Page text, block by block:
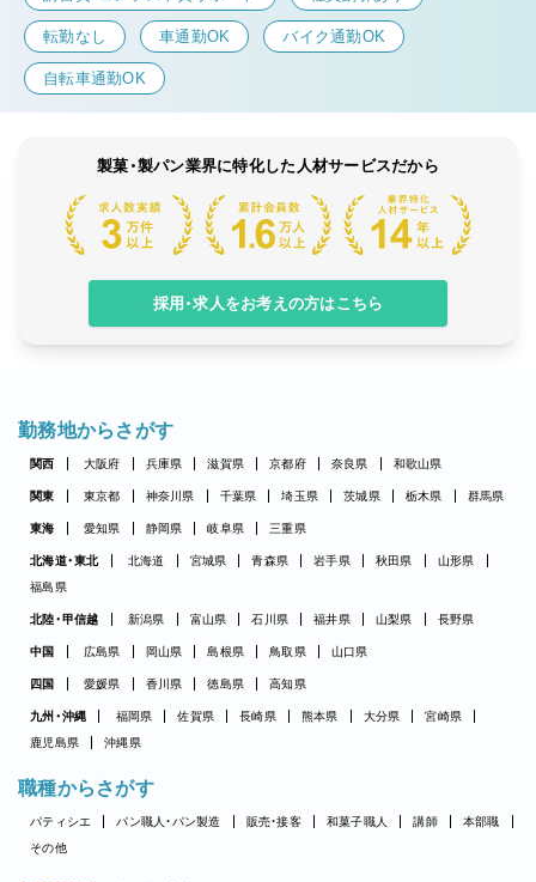
転勤なし 車通勤OK バイク通勤OK
自転車通勤OK
製菓・製パン業界に特化した人材サービスだから
採用・求人をお考えの方はこちら
勤務地からさがす
関西 大阪府 兵庫県 滋賀県 京都府 奈良県 和歌山県
関東 東京都 神奈川県 千葉県 埼玉県 茨城県 栃木県 群馬県
東海 愛知県 静岡県 岐阜県 三重県
北海道・東北 北海道 宮城県 青森県 岩手県 秋田県
山形県
福島県
北陸・甲信越 新潟県 富山県 石川県 福井県 山梨県 長野県
中国 広島県 岡山県 島根県 鳥取県 山口県
四国 愛媛県 香川県 徳島県 高知県
九州・沖縄 福岡県 佐賀県 長崎県 熊本県 大分県
宮崎県
鹿児島県
沖縄県
職種からさがす
パティシエ パン職人・パン製造 販売・接客 和菓子職人 講師
本部職
その他